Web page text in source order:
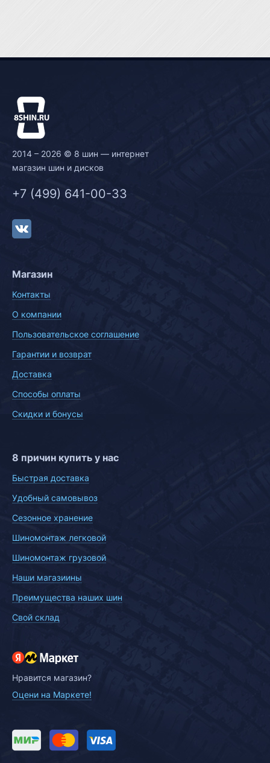
2014 – 2026 © 8 шин — интернет
магазин шин и дисков
+7 (499) 641-00-33
Магазин
Контакты
О компании
Пользовательское соглашение
Гарантии и возврат
Доставка
Способы оплаты
Скидки и бонусы
8 причин купить у нас
Быстрая доставка
Удобный самовывоз
Сезонное хранение
Шиномонтаж легковой
Шиномонтаж грузовой
Наши магазиины
Преимущества наших шин
Свой склад
Нравится магазин?
Оцени на Маркете!